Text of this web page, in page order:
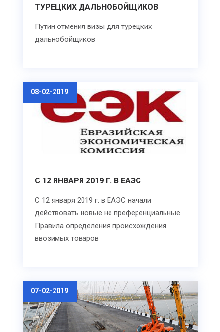
ТУРЕЦКИХ ДАЛЬНОБОЙЩИКОВ
Путин отменил визы для турецких
дальнобойщиков
08-02-2019
С 12 ЯНВАРЯ 2019 Г. В ЕАЭС
С 12 января 2019 г. в ЕАЭС начали
действовать новые не преференциальные
Правила определения происхождения
ввозимых товаров
07-02-2019